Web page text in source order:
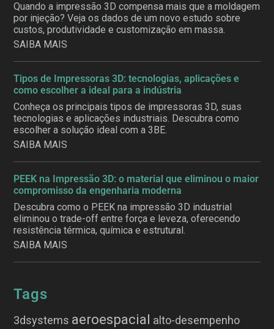
Quando a impressão 3D compensa mais que a moldagem
por injeção? Veja os dados de um novo estudo sobre
custos, produtividade e customização em massa.
SAIBA MAIS
Tipos de Impressoras 3D: tecnologias, aplicações e
como escolher a ideal para a indústria
Conheça os principais tipos de impressoras 3D, suas
tecnologias e aplicações industriais. Descubra como
escolher a solução ideal com a 3BE.
SAIBA MAIS
PEEK na Impressão 3D: o material que eliminou o maior
compromisso da engenharia moderna
Descubra como o PEEK na impressão 3D industrial
eliminou o trade-off entre força e leveza, oferecendo
resistência térmica, química e estrutural.
SAIBA MAIS
Tags
3dsystems aeroespacial alto-desempenho